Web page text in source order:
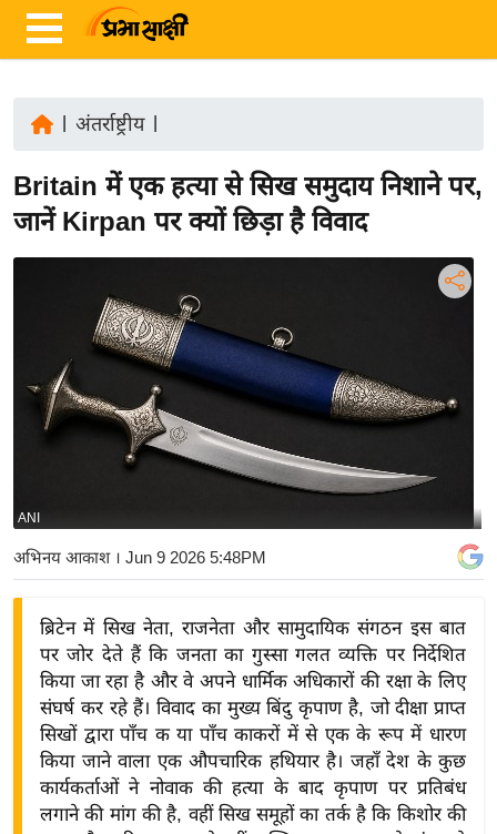
ज़ा
ख
य
बि
ज़
द्यो
अंतर्राष्ट्रीय|
Britain में एक हत्या से सिख समुदाय निशाने पर,
जानें Kirpan पर क्यों छिड़ा है विवाद
ANI
अभिनय आकाश। Jun 9 2026 5:48PM
ब्रिटेन में सिख नेता, राजनेता और सामुदायिक संगठन इस बात
पर जोर देते हैं कि जनता का गुस्सा गलत व्यक्ति पर निर्देशित
किया जा रहा है और वे अपने धार्मिक अधिकारों की रक्षा के लिए
संघर्ष कर रहे हैं। विवाद का मुख्य बिंदु कृपाण है, जो दीक्षा प्राप्त
सिखों द्वारा पाँच क या पाँच काकरों में से एक के रूप में धारण
किया जाने वाला एक औपचारिक हथियार है। जहाँ देश के कुछ
कार्यकर्ताओं ने नोवाक की हत्या के बाद कृपाण पर प्रतिबंध
लगाने की मांग की है, वहीं सिख समूहों का तर्क है कि किशोर की